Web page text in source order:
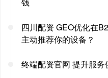
钱
四川配资 GEO优化在
主动推荐你的设备？
终端配资官网 提升服